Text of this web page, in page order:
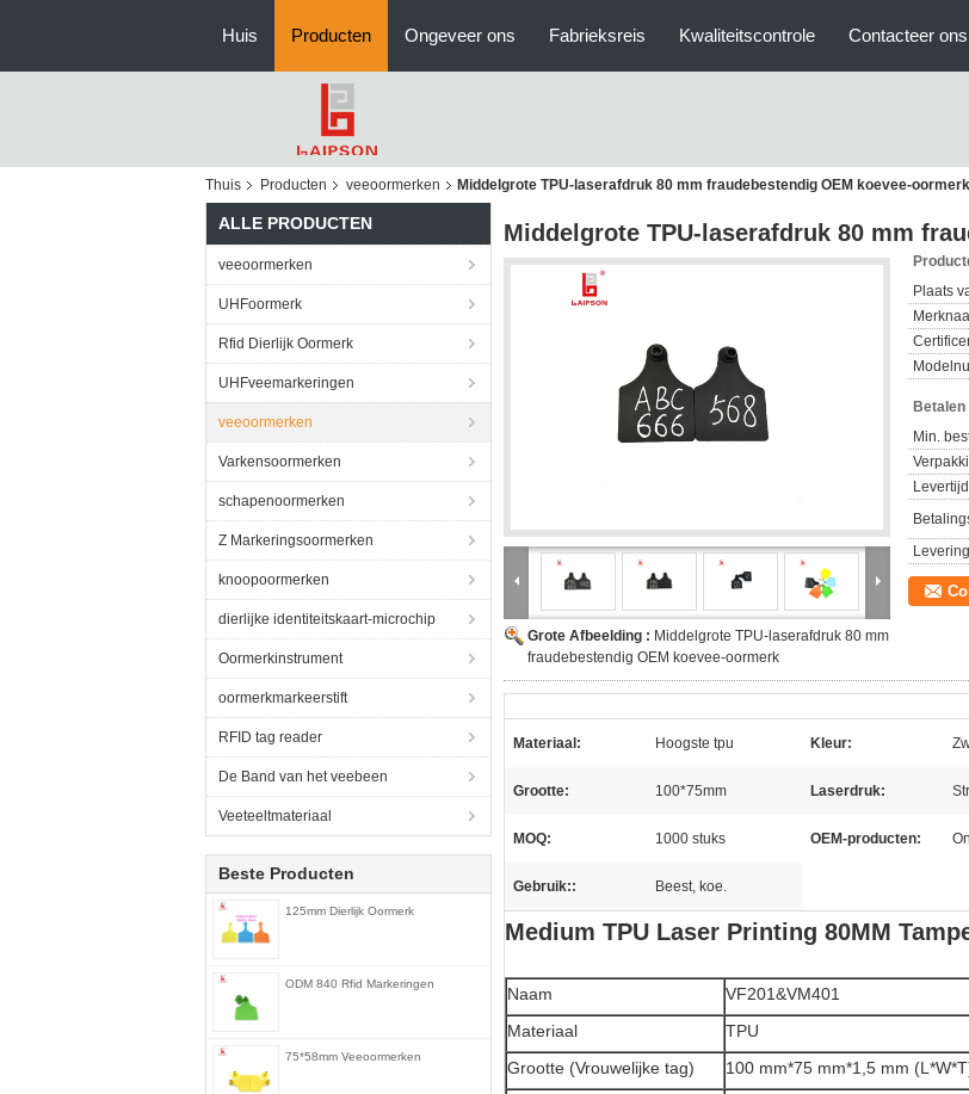
Huis Producten Ongeveer ons Fabrieksreis Kwaliteitscontrole Contacteer ons
Thuis Producten veeoormerken Middelgrote TPU-laserafdruk 80 mm fraudebestendig OEM koevee-oormerk
ALLE PRODUCTEN
veeoormerken
UHFoormerk
Rfid Dierlijk Oormerk
UHFveemarkeringen
veeoormerken
Varkensoormerken
schapenoormerken
Z Markeringsoormerken
knoopoormerken
dierlijke identiteitskaart-microchip
Oormerkinstrument
oormerkmarkeerstift
RFID tag reader
De Band van het veebeen
Veeteeltmateriaal
Beste Producten
125mm Dierlijk Oormerk
ODM 840 Rfid Markeringen
75*58mm Veeoormerken
Middelgrote TPU-laserafdruk 80 mm
Grote Afbeelding : Middelgrote TPU-laserafdruk 80 mm
fraudebestendig OEM koevee-oormerk
Plaats
Min.
Materiaal: Hoogste tpu Kleur:
Grootte: 100*75mm Laserdruk:
MOQ: 1000 stuks OEM-producten:
Gebruik:: Beest, koe.
Medium TPU Laser Printing 80MM
Naam
VF201&VM401
Materiaal
TPU
Grootte (Vrouwelijke tag)
100 mm*75 mm*1,5 mm